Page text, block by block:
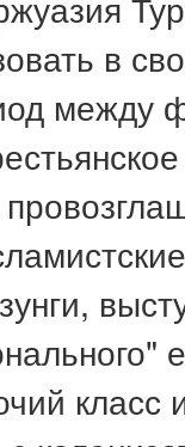
в
между
класс